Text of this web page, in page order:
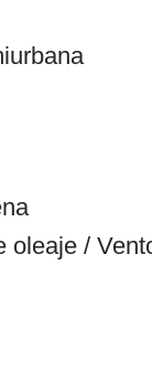
oleaje /